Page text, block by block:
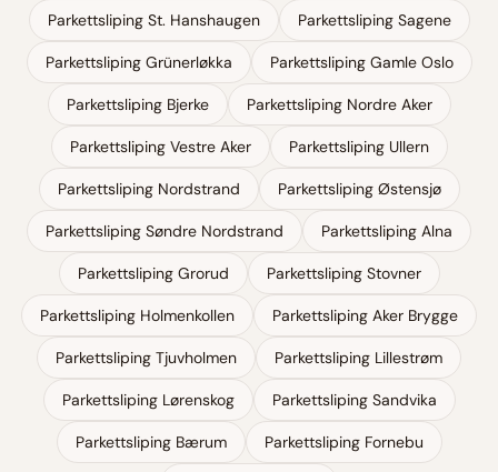
Parkettsliping St. Hanshaugen Parkettsliping Sagene
Parkettsliping Grünerløkka Parkettsliping Gamle Oslo
Parkettsliping Bjerke Parkettsliping Nordre Aker
Parkettsliping Vestre Aker Parkettsliping Ullern
Parkettsliping Nordstrand Parkettsliping Østensjø
Parkettsliping Søndre Nordstrand Parkettsliping Alna
Parkettsliping Grorud Parkettsliping Stovner
Parkettsliping Holmenkollen Parkettsliping Aker Brygge
Parkettsliping Tjuvholmen Parkettsliping Lillestrøm
Parkettsliping Lørenskog Parkettsliping Sandvika
Parkettsliping Bærum Parkettsliping Fornebu